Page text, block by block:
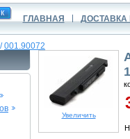
ГЛАВНАЯ ДОСТАВКА
/001.90072
Увеличить